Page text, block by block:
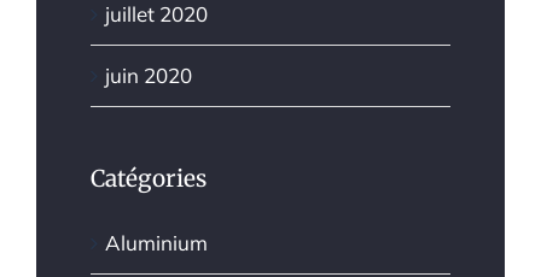
juillet 2020
juin 2020
Catégories
Aluminium